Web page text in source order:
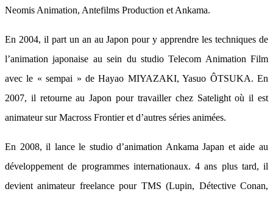
Neomis Animation, Antefilms Production et Ankama.
En 2004, il part un an au Japon pour y apprendre les techniques de
l’animation japonaise au sein du studio Telecom Animation Film
avec le « sempai » de Hayao MIYAZAKI, Yasuo ÔTSUKA. En
2007, il retourne au Japon pour travailler chez Satelight où il est
animateur sur Macross Frontier et d’autres séries animées.
En 2008, il lance le studio d’animation Ankama Japan et aide au
développement de programmes internationaux. 4 ans plus tard, il
devient animateur freelance pour TMS (Lupin, Détective Conan,